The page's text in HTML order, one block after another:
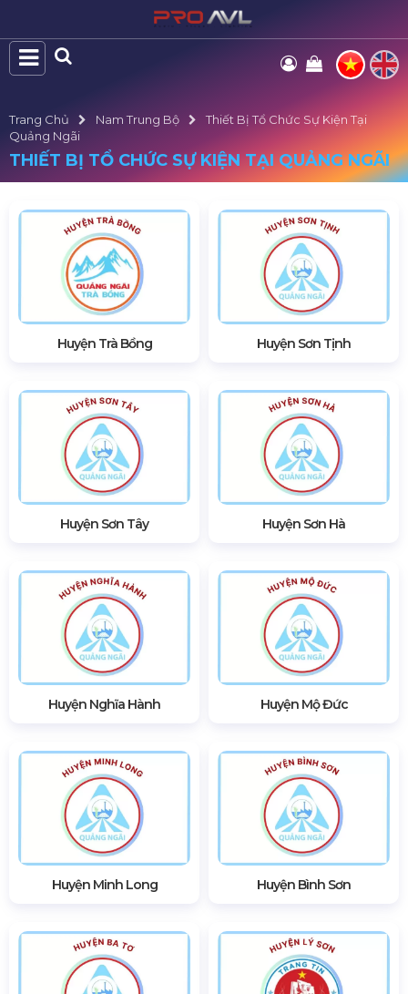
Trang Chủ Nam Trung Bộ
Thiết Bị Tổ Chức Sự Kiện Tại
Quảng Ngãi
THIẾT BỊ TỔ CHỨC SỰ KIỆN TẠI QUẢNG NGÃI
Huyện Trà Bồng Huyện Sơn Tịnh
Huyện Sơn Tây Huyện Sơn Hà
Huyện Nghĩa Hành Huyện Mộ Đức
Huyện Minh Long Huyện Bình Sơn